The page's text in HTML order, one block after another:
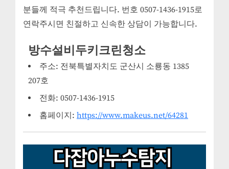
분들께 적극 추천드립니다. 번호 0507-1436-1915로
연락주시면 친절하고 신속한 상담이 가능합니다.
방수설비두키크린청소
주소: 전북특별자치도 군산시 소룡동 1385
207호
전화: 0507-1436-1915
홈페이지: https://www.makeus.net/64281